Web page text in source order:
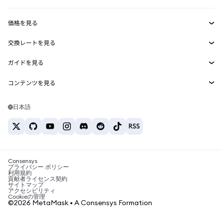
MetaMask Connect
Snaps
Web3サービス
セキュリティ
サポート
キャリア
お問い合わせ
価格を見る
イーサリアムの価格
Solanaの価格
Tetherの価格
交換レートを見る
ETH→USD
USDT→INR
BTC→INR
ETH→USDT
ガイドを見る
ETHの購入
USDTの購入
SHIBの購入
BNBの購入
コンテンツを見る
Solanaウォレット
税制関連ニュース
暗号資産の購入方法は？
ビットコインを売るには？
日本語
Consensys
プライバシー ポリシー
利用規約
貢献者ライセンス契約
サイトマップ
アクセシビリティ
Cookieの管理
©2026 MetaMask • A Consensys Formation